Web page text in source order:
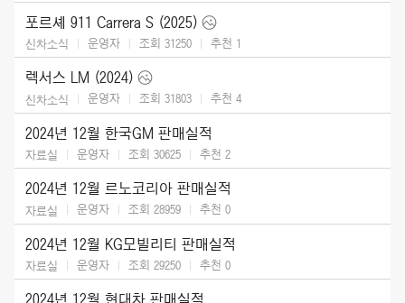
포르셰 911 Carrera S (2025)
신차소식 운영자 조회 31250 추천 1
렉서스 LM (2024)
신차소식 운영자 조회 31803 추천 4
2024년 12월 한국GM 판매실적
자료실 운영자 조회 30625 추천 2
2024년 12월 르노코리아 판매실적
자료실 운영자 조회 28959 추천 0
2024년 12월 KG모빌리티 판매실적
자료실 운영자 조회 29250 추천 0
2024년 12월 현대차 판매실적